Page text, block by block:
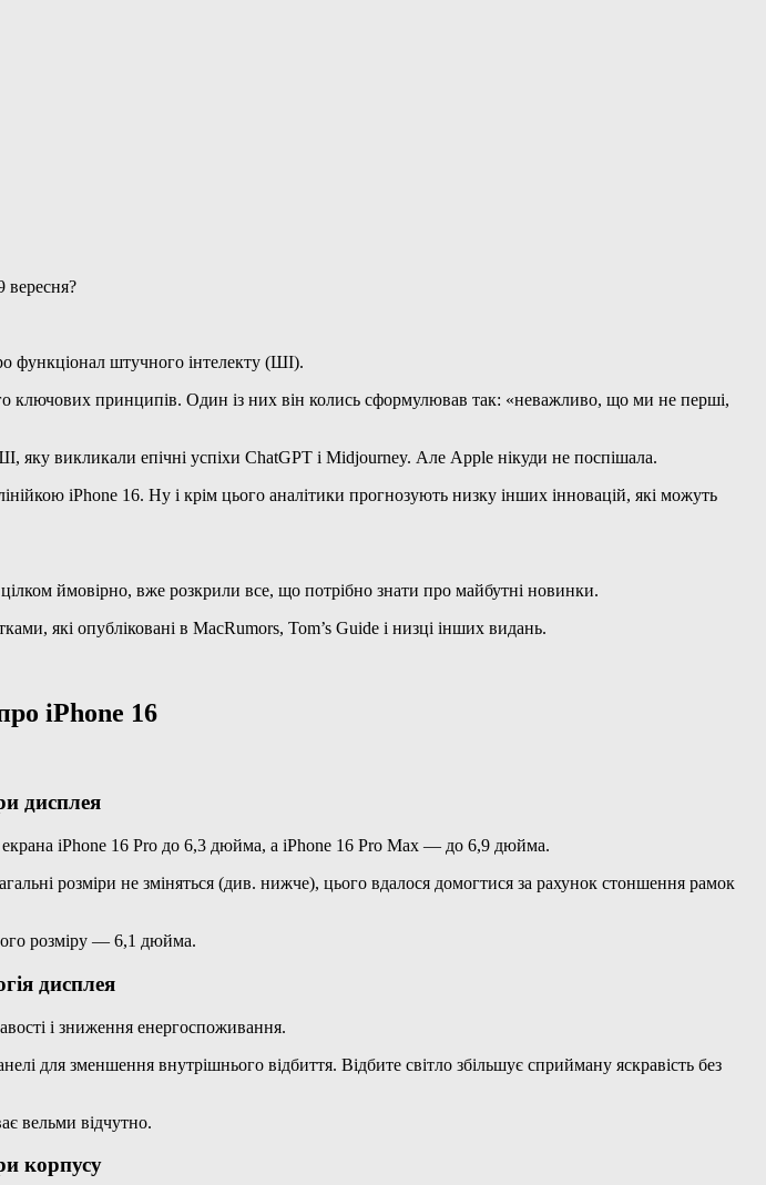
вересня?
функціонал штучного інтелекту (ШІ).
ключових принципів. Один із них він колись сформулював так: «неважливо, що ми не перші,
викликали епічні успіхи ChatGPT і Midjourney. Але Apple нікуди не поспішала.
iPhone 16. Ну і крім цього аналітики прогнозують низку інших інновацій, які можуть
ймовірно, вже розкрили все, що потрібно знати про майбутні новинки.
які опубліковані в MacRumors, Tom’s Guide і низці інших видань.
iPhone 16
дисплея
екрана iPhone 16 Pro до 6,3 дюйма, а iPhone 16 Pro Max — до 6,9 дюйма.
розміри не зміняться (див. нижче), цього вдалося домогтися за рахунок стоншення рамок
розміру — 6,1 дюйма.
дисплея
і зниження енергоспоживання.
для зменшення внутрішнього відбиття. Відбите світло збільшує сприйману яскравість без
вельми відчутно.
корпусу